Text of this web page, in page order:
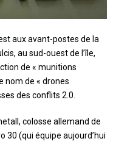
aux avant-postes de la
au sud-ouest de l’île,
de « munitions
nom de « drones
des conflits 2.0.
colosse allemand de
30 (qui équipe aujourd’hui